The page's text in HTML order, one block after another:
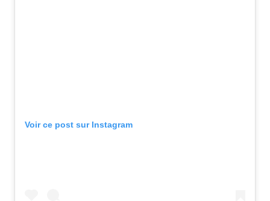
Voir ce post sur Instagram